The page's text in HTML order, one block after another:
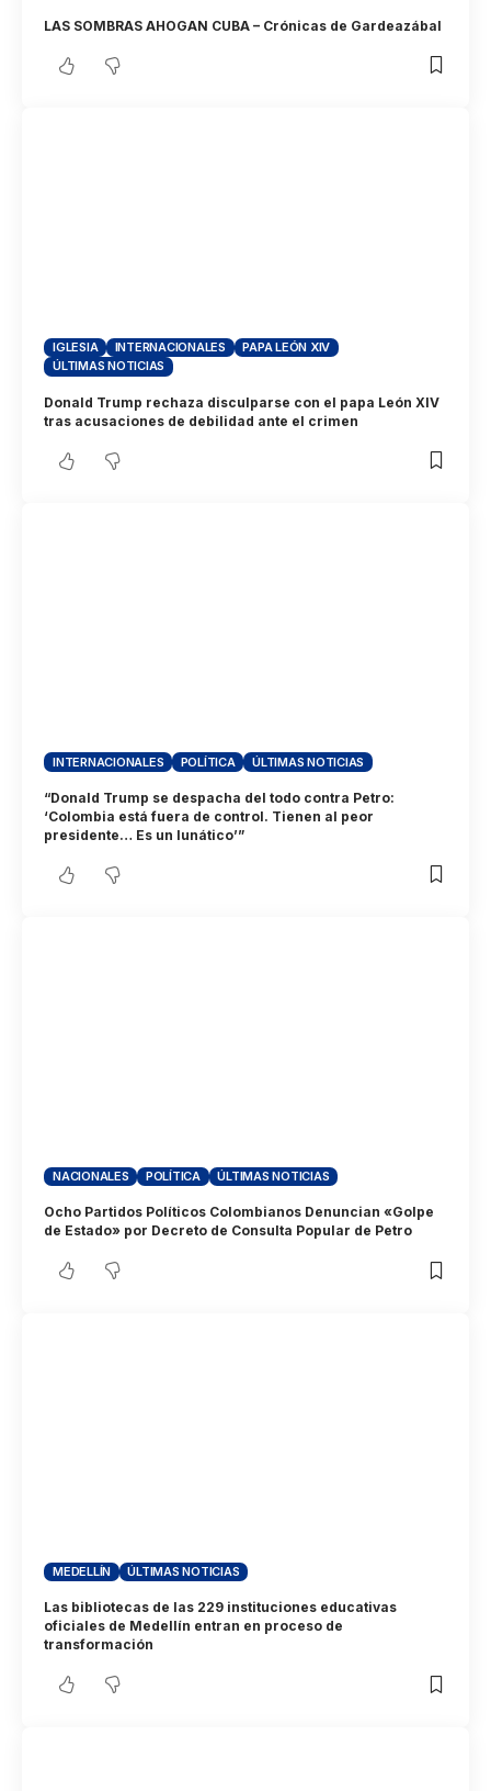
LAS SOMBRAS AHOGAN CUBA – Crónicas de Gardeazábal
IGLESIA INTERNACIONALES
PAPA LEÓN XIV
ÚLTIMAS NOTICIAS
Donald Trump rechaza disculparse con el papa León XIV
tras acusaciones de debilidad ante el crimen
INTERNACIONALES POLÍTICA ÚLTIMAS NOTICIAS
“Donald Trump se despacha del todo contra Petro:
‘Colombia está fuera de control. Tienen al peor
presidente… Es un lunático’”
NACIONALES POLÍTICA ÚLTIMAS NOTICIAS
Ocho Partidos Políticos Colombianos Denuncian «Golpe
de Estado» por Decreto de Consulta Popular de Petro
MEDELLÍN ÚLTIMAS NOTICIAS
Las bibliotecas de las 229 instituciones educativas
oficiales de Medellín entran en proceso de
transformación